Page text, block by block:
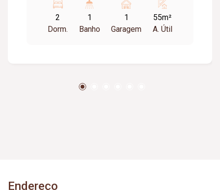
blindex, espelho e armário sob a pia; ? Cozinha
com armários; ? Área de serviço com armário.
Conta ainda com: ? 01 vaga de garagem; ?
2
Dorm.
1
Banho
1
Garagem
55m²
A. Útil
Endereço